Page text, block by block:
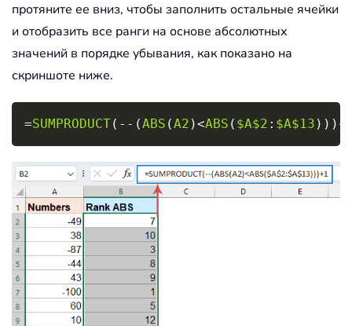
протяните ее вниз, чтобы заполнить остальные ячейки
и отобразить все ранги на основе абсолютных
значений в порядке убывания, как показано на
скриншоте ниже.
=SUMPRODUCT( - - (ABS (A2 )<ABS ( $A$2 : $A$13 ) ) )+
Copy